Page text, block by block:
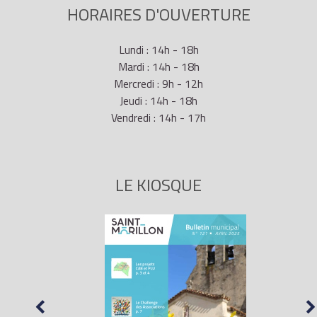
HORAIRES D'OUVERTURE
Lundi : 14h - 18h
Mardi : 14h - 18h
Mercredi : 9h - 12h
Jeudi : 14h - 18h
Vendredi : 14h - 17h
LE KIOSQUE